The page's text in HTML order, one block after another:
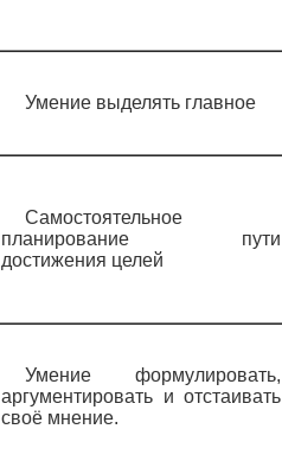
Умение выделять главное
Самостоятельное
планирование пути
достижения целей
Умение формулировать,
аргументировать и отстаивать
своё мнение.